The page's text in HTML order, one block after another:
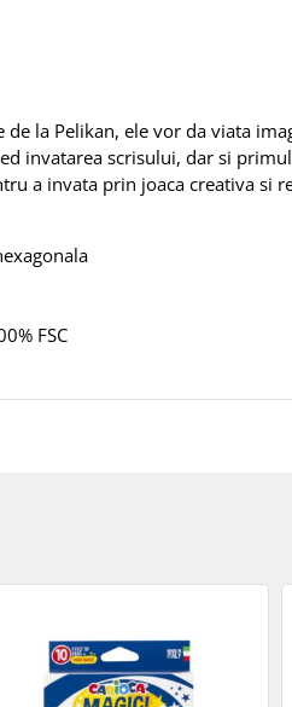
de la Pelikan, ele vor da viata
invatarea scrisului, dar si
a invata prin joaca creativa si
FSC